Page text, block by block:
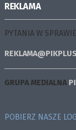
REKLAMA
PYTANIA W SPRAWIE
GRUPA MEDIALNA
POBIERZ NASZE